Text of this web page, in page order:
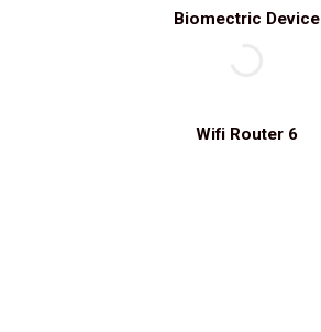
Biomectric Device
Wifi Router 6